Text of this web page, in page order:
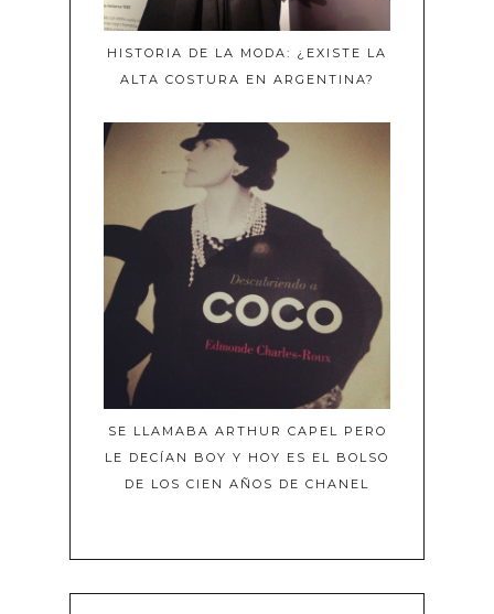
HISTORIA DE LA MODA: ¿EXISTE LA
ALTA COSTURA EN ARGENTINA?
SE LLAMABA ARTHUR CAPEL PERO
LE DECÍAN BOY Y HOY ES EL BOLSO
DE LOS CIEN AÑOS DE CHANEL